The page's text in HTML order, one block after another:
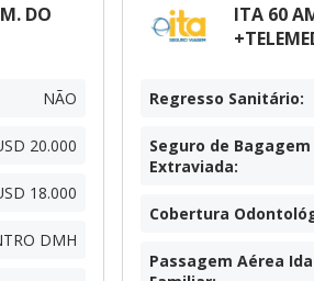
DO
NÃO
20.000
18.000
DMH
ITA 60
Regresso Sanitário:
Seguro de Bagagem
Extraviada:
Cobertura
Passagem Aérea